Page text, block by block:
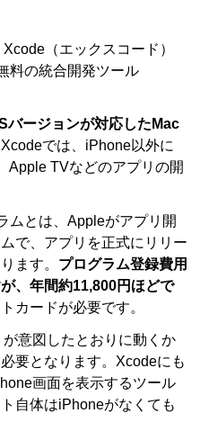
（エックスコード）
料の統合開発ツール
バージョンが対応したMac
では、iPhone以外に
Apple TVなどのアプリの開
ムとは、Appleがアプリ開
で、アプリを正式にリリー
ます。 プログラム登録費用
、年間約11,800円ほどで
カードが必要です。
意図したとおりに動くか
要となります。Xcodeにも
画面を表示するツール
自体はiPhoneがなくても